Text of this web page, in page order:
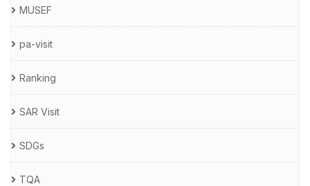
MUSEF
pa-visit
Ranking
SAR Visit
SDGs
TQA